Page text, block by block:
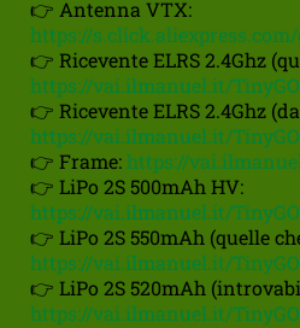
👉 Antenna VTX:
https://
👉 Ricevente ELRS 2.4Ghz
https://vai.ilmanuel.it/
👉 Ricevente ELRS 2.4Ghz
https://vai.ilmanuel.it/
👉 Frame:https://
👉 LiPo 2S 500mAh HV:
https://vai.ilmanuel.it/
👉 LiPo 2S 550mAh (quelle
https://vai.ilmanuel.it/
👉 LiPo 2S 520mAh
https://vai.ilmanuel.it/